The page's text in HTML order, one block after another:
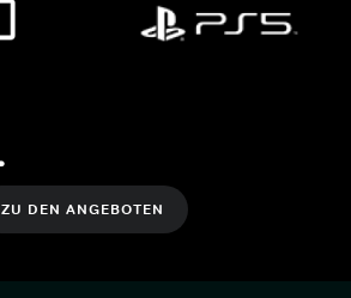
ZU DEN ANGEBOTEN